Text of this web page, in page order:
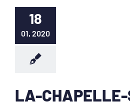
18
01, 2020
LA-